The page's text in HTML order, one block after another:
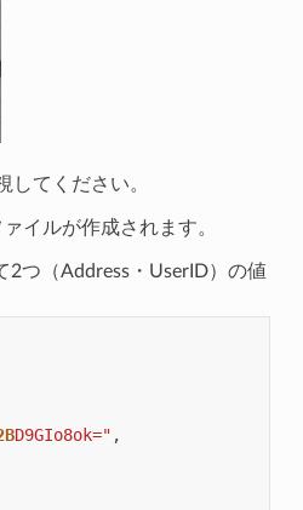
してください。
イルが作成されます。
つ（Address・UserID）の値
D9GIo8ok=" ,